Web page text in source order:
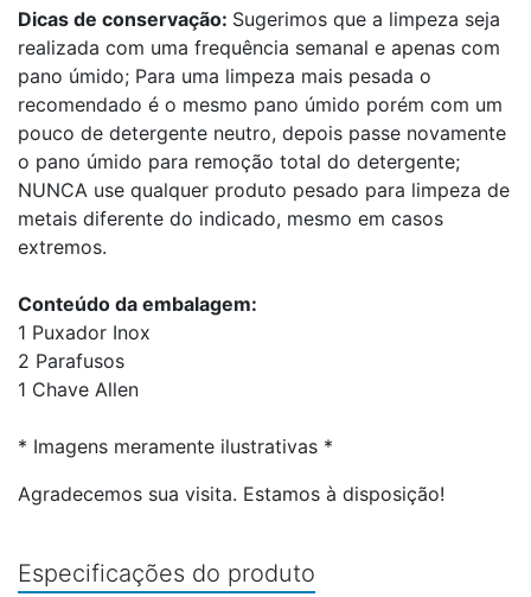
Dicas de conservação: Sugerimos que a limpeza seja
realizada com uma frequência semanal e apenas com
pano úmido; Para uma limpeza mais pesada o
recomendado é o mesmo pano úmido porém com um
pouco de detergente neutro, depois passe novamente
o pano úmido para remoção total do detergente;
NUNCA use qualquer produto pesado para limpeza de
metais diferente do indicado, mesmo em casos
extremos.
Conteúdo da embalagem:
1 Puxador Inox
2 Parafusos
1 Chave Allen
* Imagens meramente ilustrativas *
Agradecemos sua visita. Estamos à disposição!
Especificações do produto